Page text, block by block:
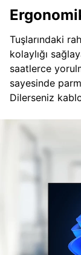
Tuşlarındaki
kolaylığı
saatlerce
sayesinde
Dilerseniz